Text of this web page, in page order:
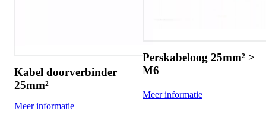
M6
Krimpkous zwart 50cm